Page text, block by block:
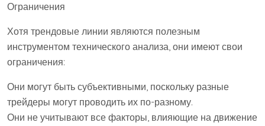
Ограничения
Хотя трендовые линии являются полезным
инструментом технического анализа, они имеют свои
ограничения:
Они могут быть субъективными, поскольку разные
трейдеры могут проводить их по-разному.
Они не учитывают все факторы, влияющие на движение